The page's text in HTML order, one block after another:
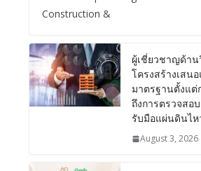
Construction &
ผู้เชี่ยวชาญด้าน
โครงสร้างเสน
มาตรฐานตั้งแต่
ถึงการตรวจสอ
รับมือแผ่นดินไห
August 3, 2026